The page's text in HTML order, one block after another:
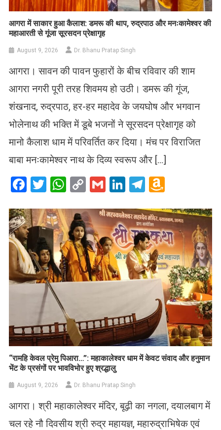
आगरा में साकार हुआ कैलाश: डमरू की थाप, रुद्रपाठ और मनःकामेश्वर की
महाआरती से गूंजा सूरसदन प्रेक्षागृह
August 9, 2026 Dr. Bhanu Pratap Singh
आगरा। सावन की पावन फुहारों के बीच रविवार की शाम
आगरा नगरी पूरी तरह शिवमय हो उठी। डमरू की गूंज,
शंखनाद, रुद्रपाठ, हर-हर महादेव के जयघोष और भगवान
भोलेनाथ की भक्ति में डूबे भजनों ने सूरसदन प्रेक्षागृह को
मानो कैलाश धाम में परिवर्तित कर दिया। मंच पर विराजित
बाबा मनःकामेश्वर नाथ के दिव्य स्वरूप और […]
Facebook
Twitter
WhatsApp
CopyGmailLinkedIn
Telegram
List
​“रामहि केवल प्रेमु पिआरा…”: महाकालेश्वर धाम में केवट संवाद और हनुमान
भेंट के प्रसंगों पर भावविभोर हुए श्रद्धालु
August 9, 2026 Dr. Bhanu Pratap Singh
आगरा। श्री महाकालेश्वर मंदिर, बूढ़ी का नगला, दयालबाग में
चल रहे नौ दिवसीय श्री रुद्र महायज्ञ, महारुद्राभिषेक एवं